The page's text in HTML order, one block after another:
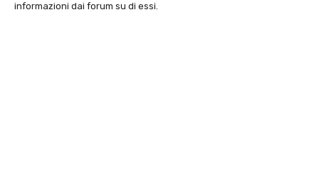
informazioni dai forum su di essi.